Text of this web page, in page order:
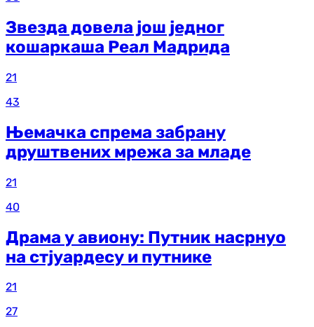
Звезда довела још једног
кошаркаша Реал Мадрида
21
43
Њемачка спрема забрану
друштвених мрежа за младе
21
40
Драма у авиону: Путник насрнуо
на стјуардесу и путнике
21
27